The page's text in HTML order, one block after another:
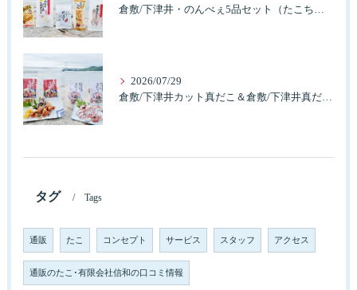
2026/07/29
倉敷/下津井カット真だこ＆倉敷/下津井真だこ唐揚げ・セット人気です。
タグ Tags
通販 たこ コンセプト サービス スタッフ アクセス
通販のたこ･有限会社信和の口コミ情報